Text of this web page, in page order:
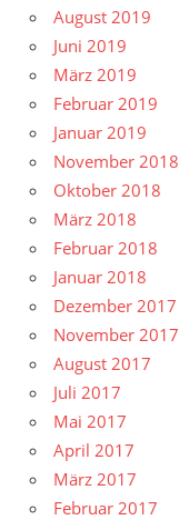
August 2019
Juni 2019
März 2019
Februar 2019
Januar 2019
November 2018
Oktober 2018
März 2018
Februar 2018
Januar 2018
Dezember 2017
November 2017
August 2017
Juli 2017
Mai 2017
April 2017
März 2017
Februar 2017